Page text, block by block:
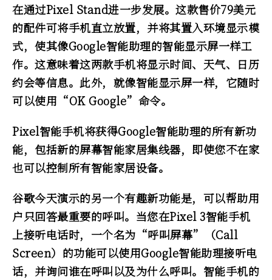
在通过Pixel Stand进一步发展。这款售价79美元
的配件可将手机直立放置，并将其置入环境显示模
式，使其像Google智能助理的智能显示屏一样工
作。这意味着这两款手机将显示时间、天气、日历
约会等信息。此外，就像智能显示屏一样，它随时
可以使用“OK Google”命令。
Pixel智能手机将获得Google智能助理的所有新功
能，包括新的屏幕智能家居集线器，即使您不在家
也可以控制所有智能家居设备。
谷歌今天演示的另一个有趣新功能是，可以帮助用
户只回答最重要的呼叫。当您在Pixel 3智能手机
上接听电话时，一个名为“呼叫屏幕”（Call
Screen）的功能可以使用Google智能助理接听电
话，并询问谁在呼叫以及为什么呼叫。智能手机的